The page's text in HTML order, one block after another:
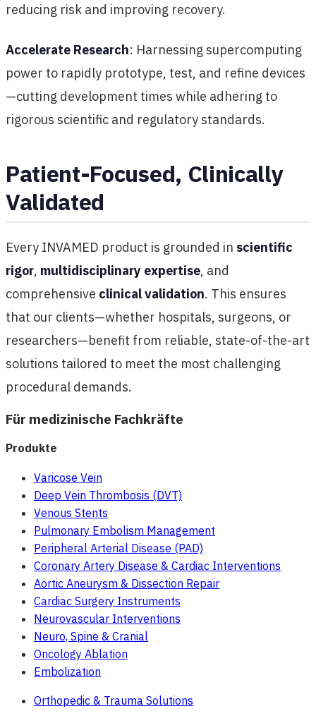
reducing risk and improving recovery.
Accelerate Research: Harnessing supercomputing
power to rapidly prototype, test, and refine devices
—cutting development times while adhering to
rigorous scientific and regulatory standards.
Patient-Focused, Clinically
Validated
Every INVAMED product is grounded in scientific
rigor, multidisciplinary expertise, and
comprehensive clinical validation. This ensures
that our clients—whether hospitals, surgeons, or
researchers—benefit from reliable, state-of-the-art
solutions tailored to meet the most challenging
procedural demands.
Für medizinische Fachkräfte
Produkte
Varicose Vein
Deep Vein Thrombosis (DVT)
Venous Stents
Pulmonary Embolism Management
Peripheral Arterial Disease (PAD)
Coronary Artery Disease & Cardiac Interventions
Aortic Aneurysm & Dissection Repair
Cardiac Surgery Instruments
Neurovascular Interventions
Neuro, Spine & Cranial
Oncology Ablation
Embolization
Orthopedic & Trauma Solutions